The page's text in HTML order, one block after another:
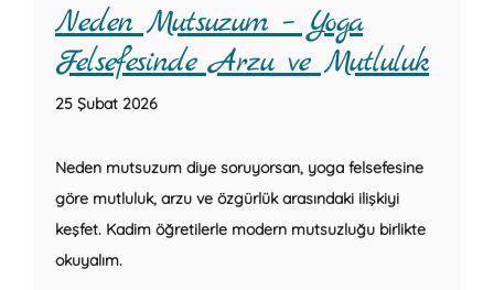
Neden Mutsuzum – Yoga
Felsefesinde Arzu ve Mutluluk
25 Şubat 2026
Neden mutsuzum diye soruyorsan, yoga felsefesine
göre mutluluk, arzu ve özgürlük arasındaki ilişkiyi
keşfet. Kadim öğretilerle modern mutsuzluğu birlikte
okuyalım.